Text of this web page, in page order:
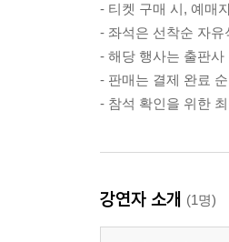
- 티켓 구매 시, 예매
- 좌석은 선착순 자
- 해당 행사는 출판
- 판매는 결제 완료
- 참석 확인을 위한
강연자 소개 (1명)